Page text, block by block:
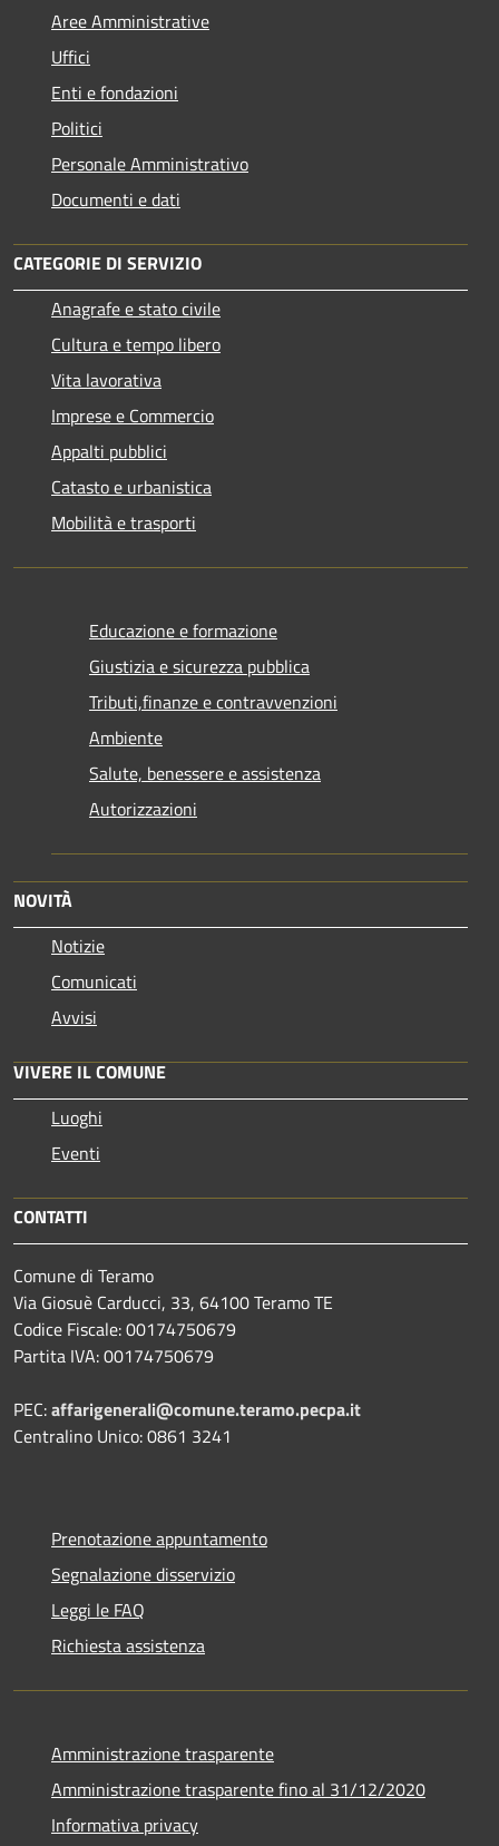
Aree Amministrative
Uffici
Enti e fondazioni
Politici
Personale Amministrativo
Documenti e dati
CATEGORIE DI SERVIZIO
Anagrafe e stato civile
Cultura e tempo libero
Vita lavorativa
Imprese e Commercio
Appalti pubblici
Catasto e urbanistica
Mobilità e trasporti
Educazione e formazione
Giustizia e sicurezza pubblica
Tributi,finanze e contravvenzioni
Ambiente
Salute, benessere e assistenza
Autorizzazioni
NOVITÀ
Notizie
Comunicati
Avvisi
VIVERE IL COMUNE
Luoghi
Eventi
CONTATTI
Comune di Teramo
Via Giosuè Carducci, 33, 64100 Teramo TE
Codice Fiscale: 00174750679
Partita IVA: 00174750679
PEC:affarigenerali@comune.teramo.pecpa.it
Centralino Unico: 0861 3241
Prenotazione appuntamento
Segnalazione disservizio
Leggi le FAQ
Richiesta assistenza
Amministrazione trasparente
Amministrazione trasparente fino al 31/12/2020
Informativa privacy